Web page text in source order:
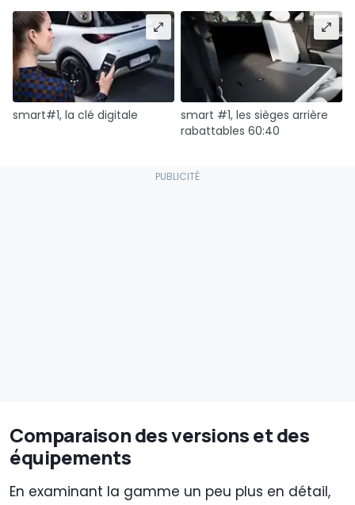
smart#1, la clé digitale
smart #1, les sièges arrière
rabattables 60:40
Comparaison des versions et des
équipements
En examinant la gamme un peu plus en détail,